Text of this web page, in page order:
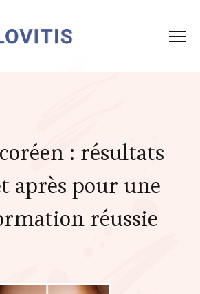
: résultats
après pour une
réussie